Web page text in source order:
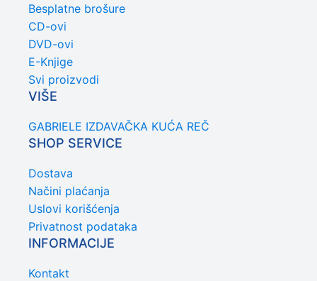
Besplatne brošure
CD-ovi
DVD-ovi
E-Knjige
Svi proizvodi
VIŠE
GABRIELE IZDAVAČKA KUĆA REČ
SHOP SERVICE
Dostava
Načini plaćanja
Uslovi korišćenja
Privatnost podataka
INFORMACIJE
Kontakt